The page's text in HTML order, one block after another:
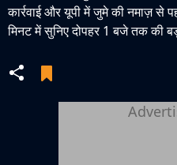
कार्रवाई और यूपी में जुमे की नमाज़ से
मिनट में सुनिए दोपहर 1 बजे तक की